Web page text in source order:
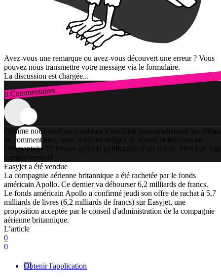
Avez-vous une remarque ou avez-vous découvert une erreur ? Vous
pouvez nous transmettre votre message via le formulaire.
La discussion est chargée...
0 Commentaires
Connexion
Comme nous voulons continuer à modérer personnellement les débats
de commentaires, nous sommes obligés de fermer la fonction de
commentaire 72 heures après la publication d’un article. Merci de
compréhension!
Easyjet a été vendue
La compagnie aérienne britannique a été rachetée par le fonds
américain Apollo. Ce dernier va débourser 6,2 milliards de francs.
Le fonds américain Apollo a confirmé jeudi son offre de rachat à 5,7
milliards de livres (6,2 milliards de francs) sur Easyjet, une
proposition acceptée par le conseil d'administration de la compagnie
aérienne britannique.
L’article
0
0
Obtenir l'application